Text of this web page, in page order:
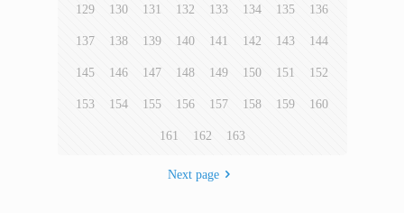
129 130 131 132 133 134 135 136
137 138 139 140 141 142 143 144
145 146 147 148 149 150 151 152
153 154 155 156 157 158 159 160
161 162 163
Next page